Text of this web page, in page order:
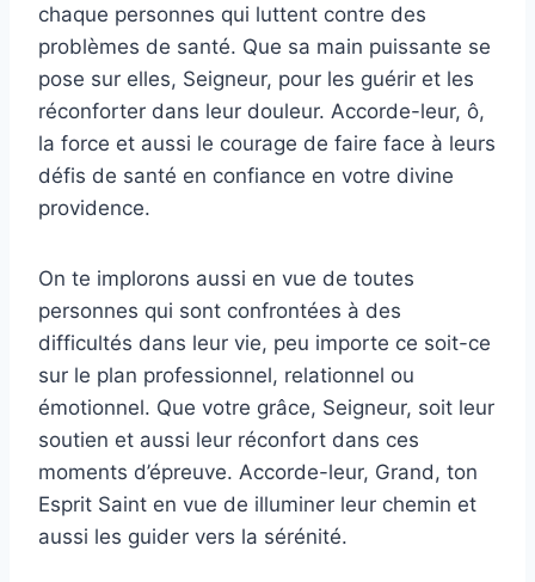
chaque personnes qui luttent contre des
problèmes de santé. Que sa main puissante se
pose sur elles, Seigneur, pour les guérir et les
réconforter dans leur douleur. Accorde-leur, ô,
la force et aussi le courage de faire face à leurs
défis de santé en confiance en votre divine
providence.
On te implorons aussi en vue de toutes
personnes qui sont confrontées à des
difficultés dans leur vie, peu importe ce soit-ce
sur le plan professionnel, relationnel ou
émotionnel. Que votre grâce, Seigneur, soit leur
soutien et aussi leur réconfort dans ces
moments d’épreuve. Accorde-leur, Grand, ton
Esprit Saint en vue de illuminer leur chemin et
aussi les guider vers la sérénité.